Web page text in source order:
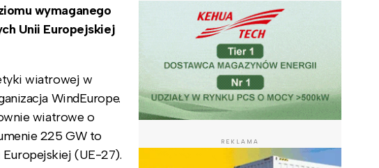
wymaganego
Unii Europejskiej
wiatrowej w
WindEurope.
wiatrowe o
225 GW to
Europejskiej (UE-27).
REKLAMA